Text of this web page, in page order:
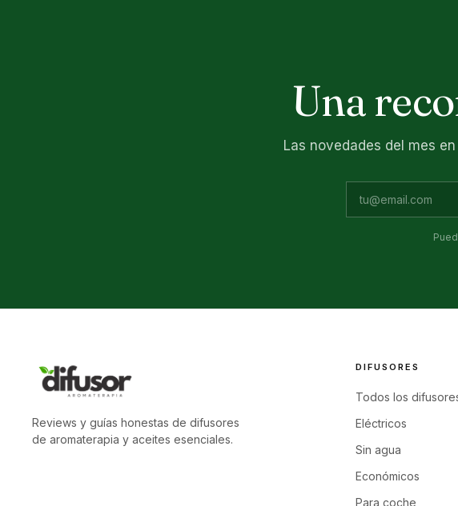
Una
Las novedades del mes
Reviews y guías honestas de difusores
de aromaterapia y aceites esenciales.
DIFUSORES
Todos los
Eléctricos
Sin agua
Económicos
Para coche